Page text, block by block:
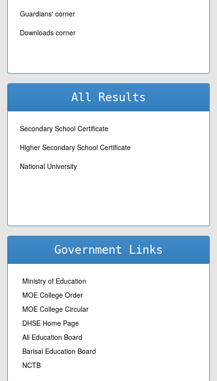
Guardians' corner
Downloads corner
All Results
Secondary School Certificate
Higher Secondary School Certificate
National University
Government Links
Ministry of Education
MOE College Order
MOE College Circular
DHSE Home Page
All Education Board
Barisal Education Board
NCTB